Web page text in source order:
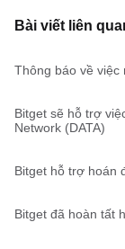
Bài viết liên
Thông báo về việc
Bitget sẽ hỗ trợ
Network (DATA)
Bitget hỗ trợ hoán
Bitget đã hoàn tất